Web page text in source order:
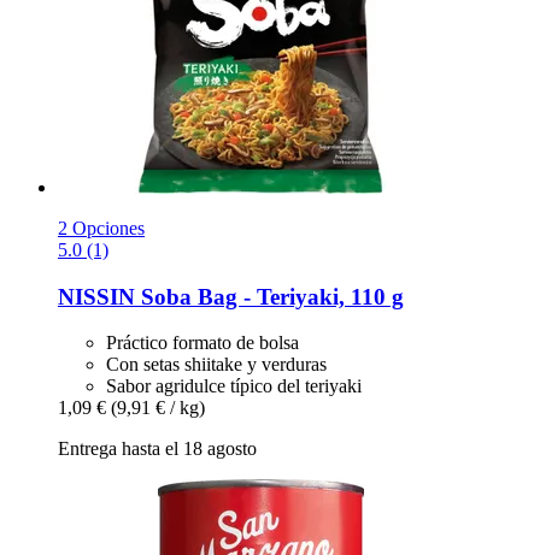
2 Opciones
5.0 (1)
NISSIN Soba Bag -​ Teriyaki, 110 g
Práctico formato de bolsa
Con setas shiitake y verduras
Sabor agridulce típico del teriyaki
1,09 € (9,91 € / kg)
Entrega hasta el 18 agosto